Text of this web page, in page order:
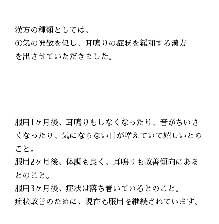
漢方の種類としては、
①気の発散を促し、耳鳴りの症状を緩和する漢方
を出させていただきました。
服用1ヶ月後、耳鳴りもしなくなったり、音がちいさ
くなったり、気にならない日が増えていて嬉しいとの
こと。
服用2ヶ月後、体調も良く、耳鳴りも改善傾向にある
とのこと。
服用3ヶ月後、症状は落ち着いているとのこと。
症状改善のために、現在も服用を継続されています。